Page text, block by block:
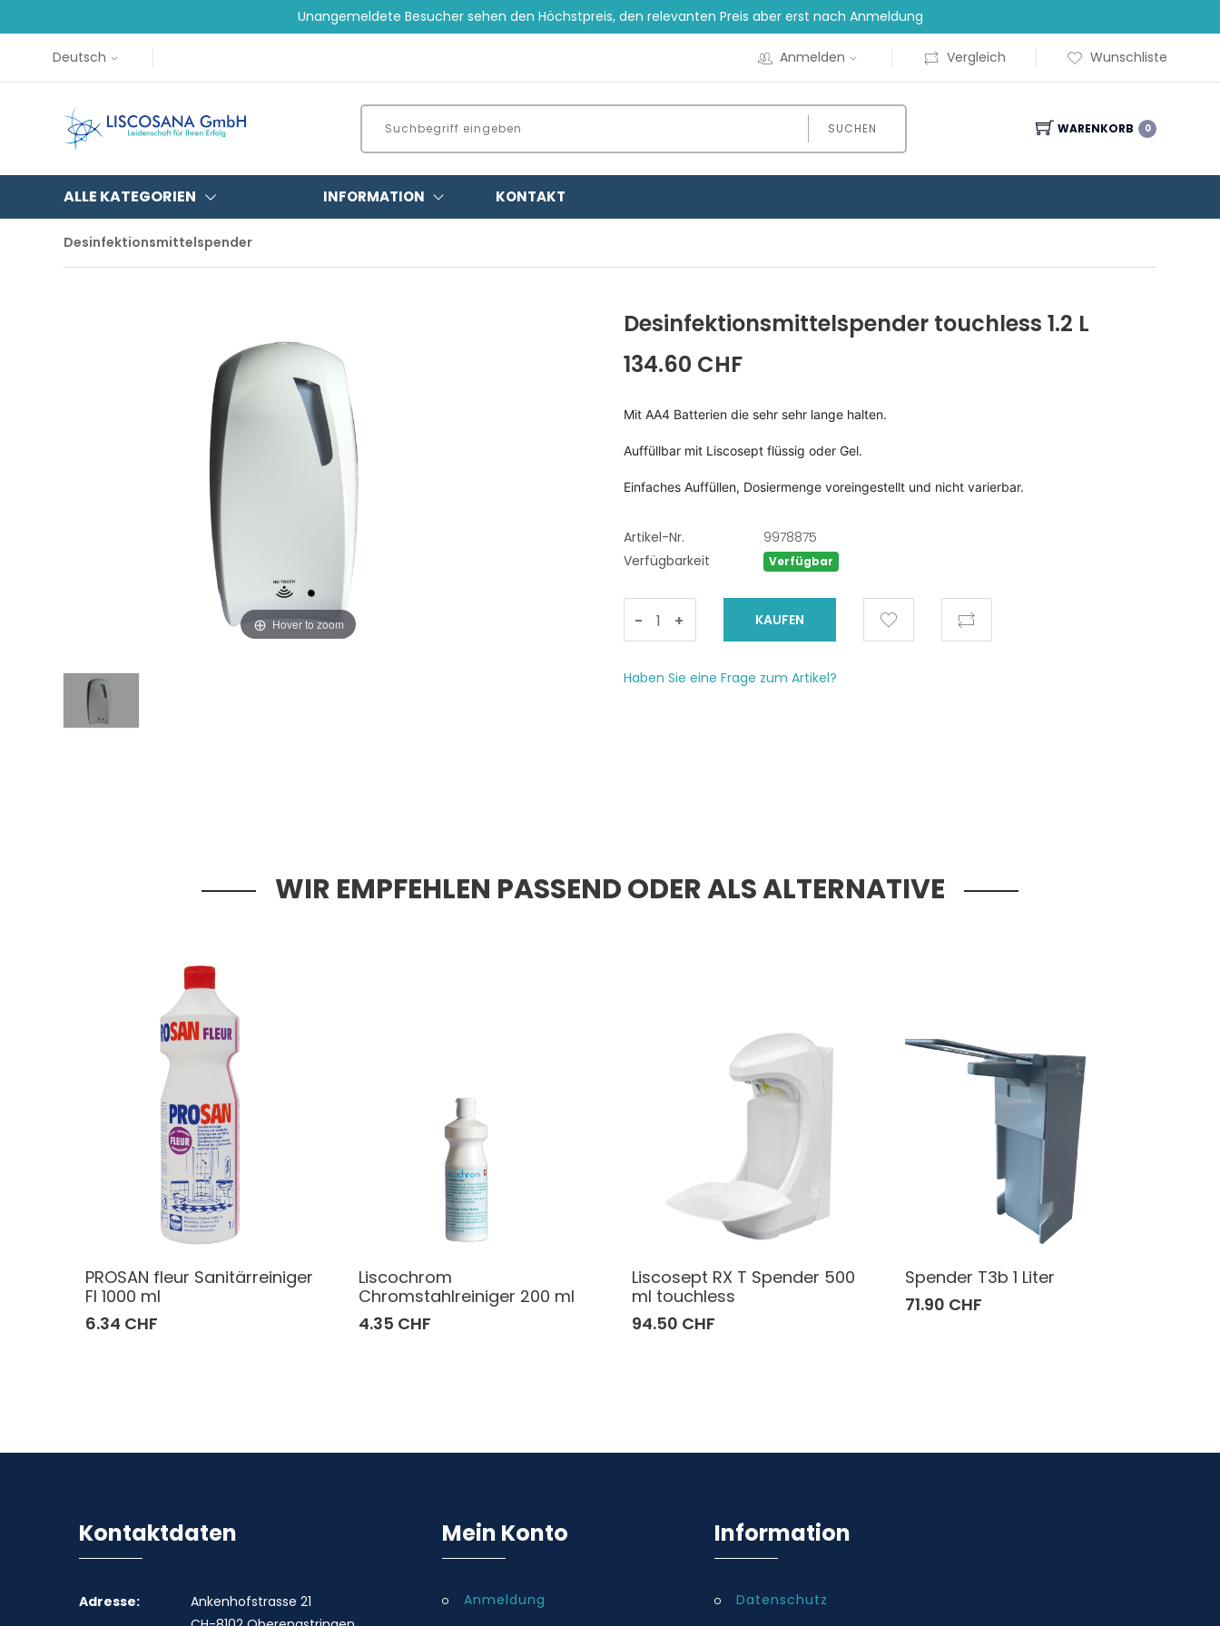
Unangemeldete Besucher sehen den Höchstpreis, den relevanten Preis aber erst nach Anmeldung
Deutsch Anmelden Vergleich Wunschliste
SUCHEN WARENKORB 0
ALLE KATEGORIEN INFORMATION KONTAKT
Desinfektionsmittelspender
Hover to zoom
Desinfektionsmittelspender touchless 1.2 L
134.60 CHF
Mit AA4 Batterien die sehr sehr lange halten.
Auffüllbar mit Liscosept flüssig oder Gel.
Einfaches Auffüllen, Dosiermenge voreingestellt und nicht varierbar.
Artikel-Nr.
9978875
Verfügbarkeit
Verfügbar
- +
Haben Sie eine Frage zum Artikel?
WIR EMPFEHLEN PASSEND ODER ALS ALTERNATIVE
PROSAN fleur Sanitärreiniger
Fl 1000 ml
6.34 CHF
Liscochrom
Chromstahlreiniger 200 ml
4.35 CHF
Liscosept RX T Spender 500
ml touchless
94.50 CHF
Spender T3b 1 Liter
71.90 CHF
Kontaktdaten
Adresse:
Ankenhofstrasse 21
Mein Konto
Anmeldung
Information
Datenschutz